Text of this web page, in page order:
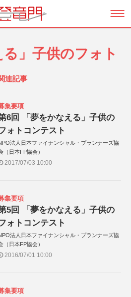
る」子供のフォト
連記事
集要項
6回 「夢をかなえる」子供の
ォトコンテスト
法人日本ファイナンシャル・プランナーズ協
（日本FP協会）
2017/07/03 10:00
集要項
5回 「夢をかなえる」子供の
ォトコンテスト
法人日本ファイナンシャル・プランナーズ協
（日本FP協会）
2016/07/01 10:00
集要項